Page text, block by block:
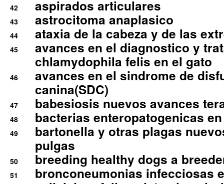
42 aspirados articulares
43 astrocitoma anaplasico
44 ataxia de la cabeza y de las
45
avances en el diagnostico y
chlamydophila felis en el gato
46
avances en el sindrome de
canina(SDC)
47 babesiosis nuevos avances
48 bacterias enteropatogenicas
49
bartonella y otras plagas
pulgas
50 breeding healthy dogs a
51 bronconeumonias infecciosas